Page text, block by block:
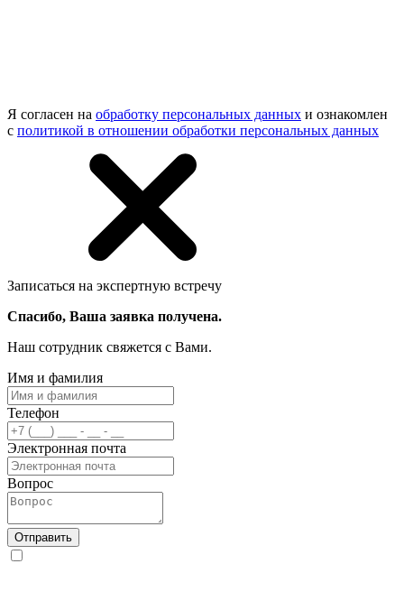
Я согласен на обработку персональных данных и ознакомлен
с политикой в отношении обработки персональных данных
Записаться на экспертную встречу
Спасибо, Ваша заявка получена.
Наш сотрудник свяжется с Вами.
Имя и фамилия
Телефон
Электронная почта
Вопрос
Отправить